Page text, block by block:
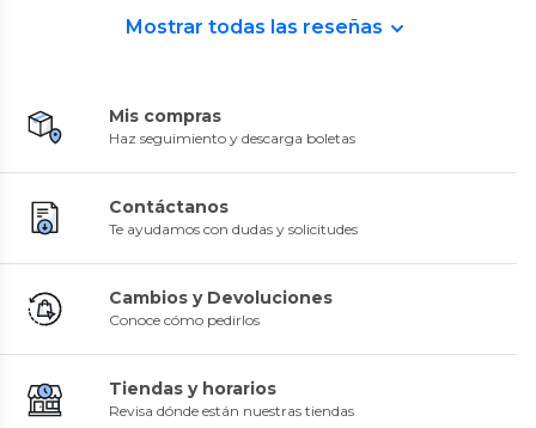
Mostrar todas las reseñas
Mis compras
Haz seguimiento y descarga boletas
Contáctanos
Te ayudamos con dudas y solicitudes
Cambios y Devoluciones
Conoce cómo pedirlos
Tiendas y horarios
Revisa dónde están nuestras tiendas